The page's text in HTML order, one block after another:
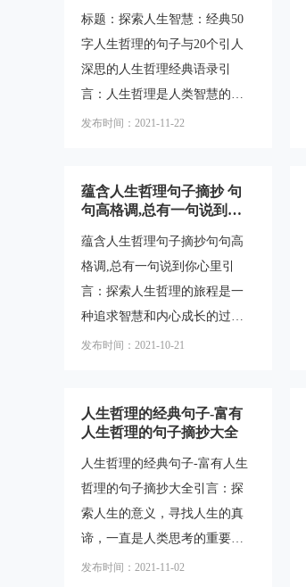
标题：探索人生智慧：经典50
字人生哲理的句子与20个引人
深思的人生哲理经典语录引
言：人生哲理是人类智慧的结
晶，它们以简洁而深刻的方式
典50字人生哲理的句子以及20
个引人深思的人生哲理经典语
录，带您一同思考人生的意义
和价值。一、经典50字人生哲
理的句子：1.人生短暂，珍惜
当下，活在当下，感受生命的
美好。2.成功源于坚持，坚持
发布时间：2021-11-22
蕴含人生哲理句子摘抄 句
句高格调,总有一句说到你
蕴含人生哲理句子摘抄句句高
格调,总有一句说到你心里引
言：探索人生哲理的旅程是一
种追求智慧和内心成长的过
程。在这个过程中，我们常常
理和智慧。这些句子蕴含着高
格调的思想，总有一句能够触
动你的内心，给你启迪和力
量。本文将摘抄一些蕴含人生
哲理的句子，并对其进行解读
和分析，希望能够给读者带来
一些思考和启示。一、人生的
发布时间：2021-10-21
人生哲理的经典句子-富有
人生哲理的句子摘抄大全
人生哲理的经典句子-富有人生
哲理的句子摘抄大全引言：探
索人生的意义，寻找人生的真
谛，一直是人类思考的重要课
题。在这个纷繁复杂的世界
发布时间：2021-11-02